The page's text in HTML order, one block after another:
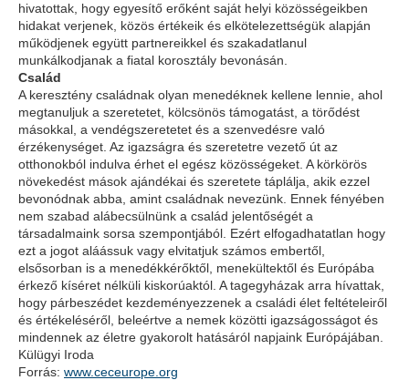
hivatottak, hogy egyesítő erőként saját helyi közösségeikben
hidakat verjenek, közös értékeik és elkötelezettségük alapján
működjenek együtt partnereikkel és szakadatlanul
munkálkodjanak a fiatal korosztály bevonásán.
Család
A keresztény családnak olyan menedéknek kellene lennie, ahol
megtanuljuk a szeretetet, kölcsönös támogatást, a törődést
másokkal, a vendégszeretetet és a szenvedésre való
érzékenységet. Az igazságra és szeretetre vezető út az
otthonokból indulva érhet el egész közösségeket. A körkörös
növekedést mások ajándékai és szeretete táplálja, akik ezzel
bevonódnak abba, amint családnak nevezünk. Ennek fényében
nem szabad alábecsülnünk a család jelentőségét a
társadalmaink sorsa szempontjából. Ezért elfogadhatatlan hogy
ezt a jogot aláássuk vagy elvitatjuk számos embertől,
elsősorban is a menedékkérőktől, menekültektől és Európába
érkező kíséret nélküli kiskorúaktól. A tagegyházak arra hívattak,
hogy párbeszédet kezdeményezzenek a családi élet feltételeiről
és értékeléséről, beleértve a nemek közötti igazságosságot és
mindennek az életre gyakorolt hatásáról napjaink Európájában.
Külügyi Iroda
Forrás: www.ceceurope.org